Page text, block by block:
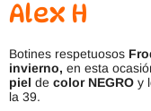
Alex H
Botines respetuosos
invierno, en esta
piel de color NEGRO y
la 39.